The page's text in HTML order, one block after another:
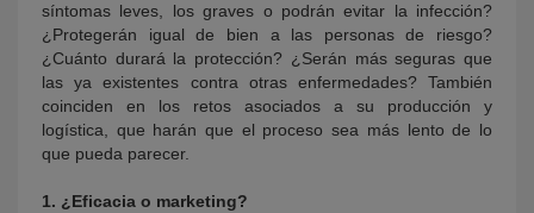
síntomas leves, los graves o podrán evitar la infección?
¿Protegerán igual de bien a las personas de riesgo?
¿Cuánto durará la protección? ¿Serán más seguras que
las ya existentes contra otras enfermedades? También
coinciden en los retos asociados a su producción y
logística, que harán que el proceso sea más lento de lo
que pueda parecer.
1. ¿Eficacia o marketing?